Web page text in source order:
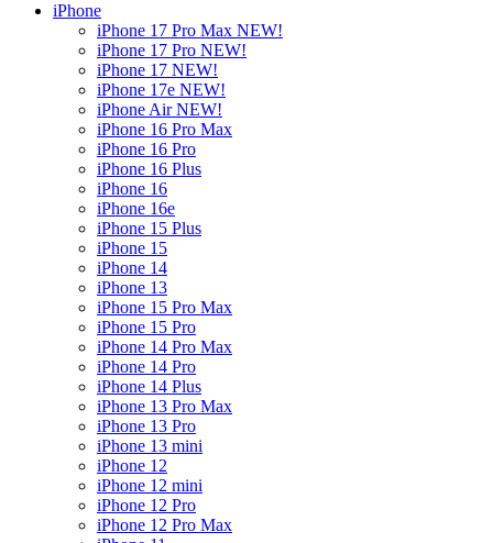
iPhone
iPhone 17 Pro Max NEW!
iPhone 17 Pro NEW!
iPhone 17 NEW!
iPhone 17e NEW!
iPhone Air NEW!
iPhone 16 Pro Max
iPhone 16 Pro
iPhone 16 Plus
iPhone 16
iPhone 16e
iPhone 15 Plus
iPhone 15
iPhone 14
iPhone 13
iPhone 15 Pro Max
iPhone 15 Pro
iPhone 14 Pro Max
iPhone 14 Pro
iPhone 14 Plus
iPhone 13 Pro Max
iPhone 13 Pro
iPhone 13 mini
iPhone 12
iPhone 12 mini
iPhone 12 Pro
iPhone 12 Pro Max